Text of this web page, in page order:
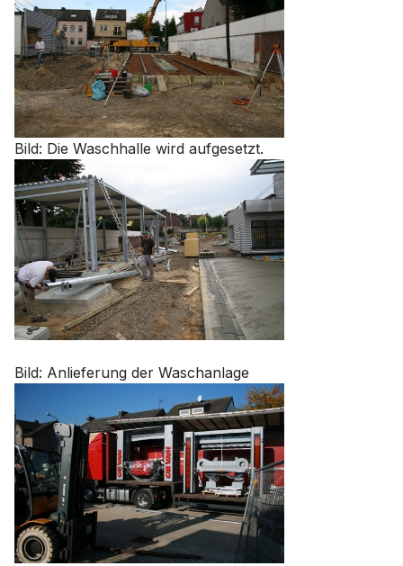
Bild: Die Waschhalle wird aufgesetzt.
Bild: Anlieferung der Waschanlage